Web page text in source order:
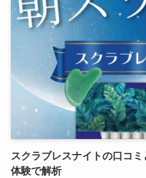
スクラブレスナイトの口コ
体験で解析